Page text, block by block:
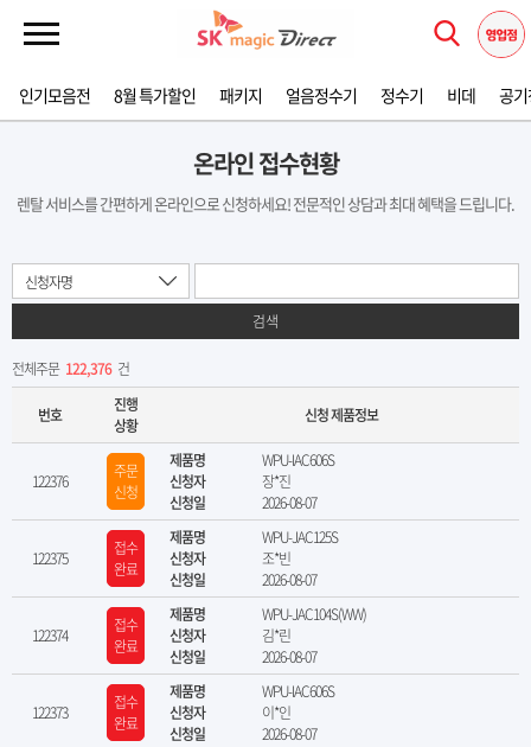
인기모음전 8월 특가할인 패키지 얼음정수기 정수기 비데 공
온라인 접수현황
렌탈 서비스를 간편하게 온라인으로 신청하세요! 전문적인 상담과 최대 혜택을 드립니다.
신청자명
검색
전체주문 122,376 건
번호
진행
상황
신청 제품정보
122376
주문
신청
제품명
WPU-IAC606S
신청자
장*진
신청일
2026-08-07
122375
접수
완료
제품명
WPU-JAC125S
신청자
조*빈
신청일
2026-08-07
122374
접수
완료
제품명
WPU-JAC104S(WW)
신청자
김*린
신청일
2026-08-07
122373
접수
완료
제품명
WPU-IAC606S
신청자
이*인
신청일
2026-08-07